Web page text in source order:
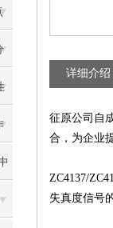
详细介绍
征原公司自
合，为企业
ZC4137/
失真度信号